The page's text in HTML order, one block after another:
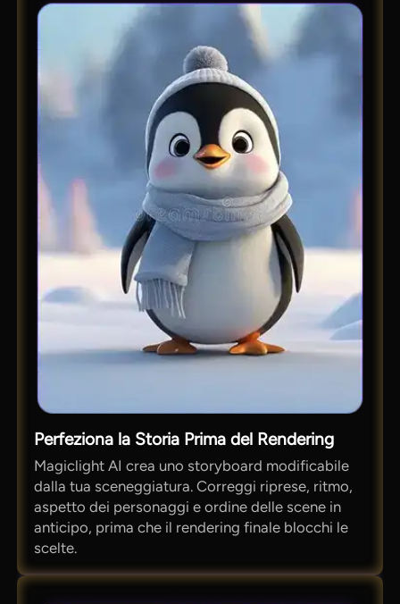
Perfeziona la Storia Prima del Rendering
Magiclight AI crea uno storyboard modificabile
dalla tua sceneggiatura. Correggi riprese, ritmo,
aspetto dei personaggi e ordine delle scene in
anticipo, prima che il rendering finale blocchi le
scelte.